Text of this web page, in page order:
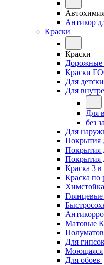
Антикор
Краски
Краски
Дорожные
Краски
Для
Для
Для
без
Для
Покрытия
Покрытия
Покрытия
Краска 3
Краска по
Глянцевые
Матовые
Для
Моющаяся
Для обоев